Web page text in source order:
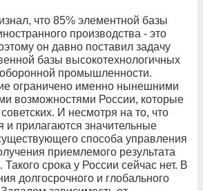
что 85% элементной базы
производства - это
он давно поставил задачу
базы высокотехнологичных
промышленности.
ограничено именно нынешними
возможностями России, которые
И несмотря на то, что
и прилагаются значительные
способа управления
приемлемого результата
срока у России сейчас нет. В
долгосрочного и глобального